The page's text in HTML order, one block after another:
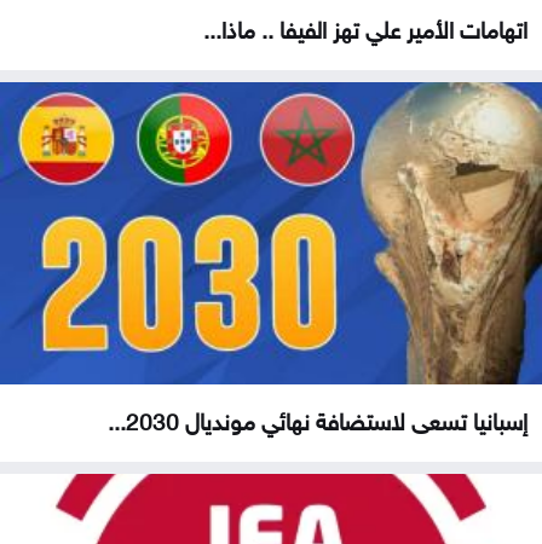
اتهامات الأمير علي تهز الفيفا .. ماذا...
إسبانيا تسعى لاستضافة نهائي مونديال 2030...